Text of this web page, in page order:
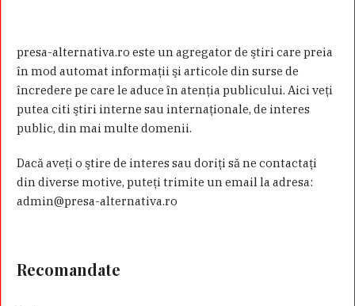
presa-alternativa.ro este un agregator de ştiri care preia
în mod automat informaţii şi articole din surse de
încredere pe care le aduce în atenţia publicului. Aici veţi
putea citi ştiri interne sau internaţionale, de interes
public, din mai multe domenii.
Dacă aveţi o ştire de interes sau doriţi să ne contactaţi
din diverse motive, puteţi trimite un email la adresa:
admin@presa-alternativa.ro
Recomandate